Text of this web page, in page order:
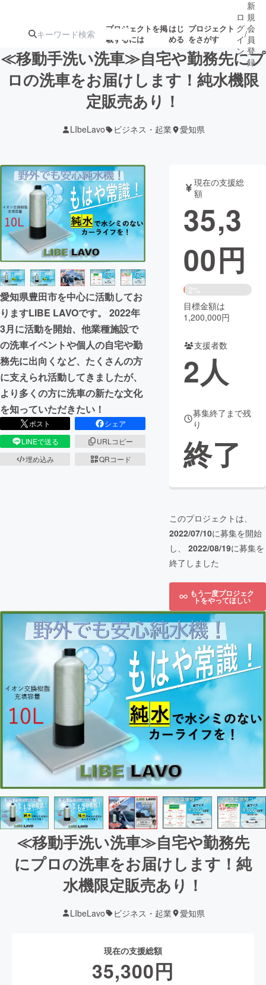
プロジェクトを掲
載するには
はじ
める
プロジェクト
をさがす
注目の新着プロ募集終了が近いプ
ロジェクト
テクノロジー・ガジェット
映像・映画 書籍・雑誌
ビジネス・起業 チャレンジ
まちづくり・地域活性化
CAMPFIRE for Social Good
CAMPFIRE Creation
CAMPFIREふるさと納税machi-ya コミュニティ
ロ
グ
イ
ン
/
新
規
会
員
登
録
≪移動手洗い洗車≫自宅や勤務先にプ
ロの洗車をお届けします！純水機限
定販売あり！
LIbeLavo ビジネス・起業 愛知県
愛知県豊田市を中心に活動してお
りますLIBE LAVOです。 2022年
3月に活動を開始、他業種施設で
の洗車イベントや個人の自宅や勤
務先に出向くなど、たくさんの方
に支えられ活動してきましたが、
より多くの方に洗車の新たな文化
を知っていただきたい！
ポスト
シェア
LINEで送る
URLコピー
埋め込み
QRコード
現在の支援総
額
35,3
00円
2%
目標金額は
1,200,000円
支援者数
2人
募集終了まで残
り
終了
このプロジェクトは、
2022/07/10に募集を開始
し、 2022/08/19に募集を
終了しました
もう一度プロジェク
トをやってほしい
≪移動手洗い洗車≫自宅や勤務先
にプロの洗車をお届けします！純
水機限定販売あり！
LIbeLavo ビジネス・起業 愛知県
現在の支援総額
35,300円